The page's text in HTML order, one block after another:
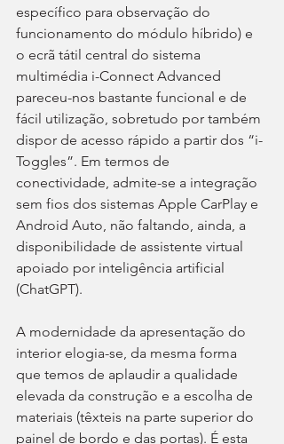
específico para observação do
funcionamento do módulo híbrido) e
o ecrã tátil central do sistema
multimédia i-Connect Advanced
pareceu-nos bastante funcional e de
fácil utilização, sobretudo por também
dispor de acesso rápido a partir dos “i-
Toggles”. Em termos de
conectividade, admite-se a integração
sem fios dos sistemas Apple CarPlay e
Android Auto, não faltando, ainda, a
disponibilidade de assistente virtual
apoiado por inteligência artificial
(ChatGPT).
A modernidade da apresentação do
interior elogia-se, da mesma forma
que temos de aplaudir a qualidade
elevada da construção e a escolha de
materiais (têxteis na parte superior do
painel de bordo e das portas). É esta